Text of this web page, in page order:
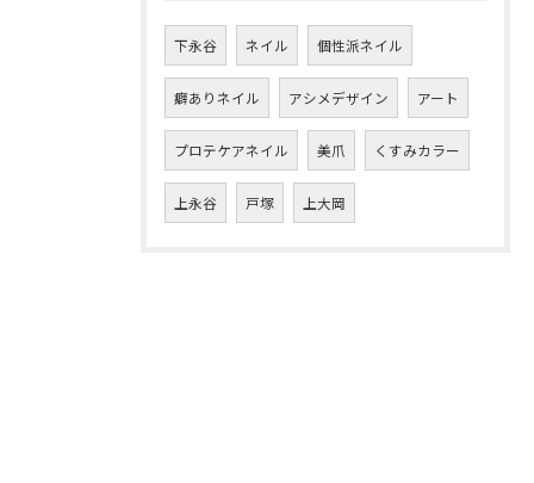
下永谷 ネイル 個性派ネイル
癖ありネイル アシメデザイン アート
プロテケアネイル 美爪 くすみカラー
上永谷 戸塚 上大岡